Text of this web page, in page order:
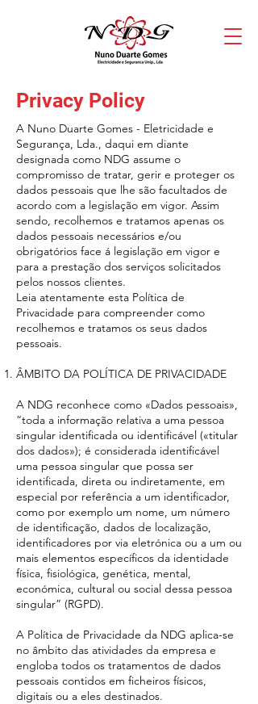
Privacy Policy
A Nuno Duarte Gomes - Eletricidade e
Segurança, Lda., daqui em diante
designada como NDG assume o
compromisso de tratar, gerir e proteger os
dados pessoais que lhe são facultados de
acordo com a legislação em vigor. Assim
sendo, recolhemos e tratamos apenas os
dados pessoais necessários e/ou
obrigatórios face á legislação em vigor e
para a prestação dos serviços solicitados
pelos nossos clientes.
Leia atentamente esta Política de
Privacidade para compreender como
recolhemos e tratamos os seus dados
pessoais.
ÂMBITO DA POLÍTICA DE PRIVACIDADE
A NDG reconhece como «Dados pessoais»,
“toda a informação relativa a uma pessoa
singular identificada ou identificável («titular
dos dados»); é considerada identificável
uma pessoa singular que possa ser
identificada, direta ou indiretamente, em
especial por referência a um identificador,
como por exemplo um nome, um número
de identificação, dados de localização,
identificadores por via eletrónica ou a um ou
mais elementos específicos da identidade
física, fisiológica, genética, mental,
económica, cultural ou social dessa pessoa
singular” (RGPD).
A Política de Privacidade da NDG aplica-se
no âmbito das atividades da empresa e
engloba todos os tratamentos de dados
pessoais contidos em ficheiros físicos,
digitais ou a eles destinados.